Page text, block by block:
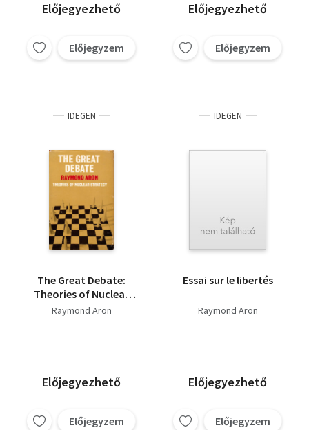
Előjegyezhető
Előjegyzem
Előjegyezhető
Előjegyzem
IDEGEN
The Great Debate:
Theories of Nuclear
Strategy
Raymond Aron
Előjegyezhető
Előjegyzem
IDEGEN
Essai sur le libertés
Raymond Aron
Előjegyezhető
Előjegyzem